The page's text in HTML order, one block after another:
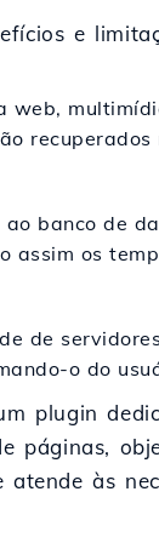
e
web,
banco de
assim os
de
o do
plugin
páginas,
às